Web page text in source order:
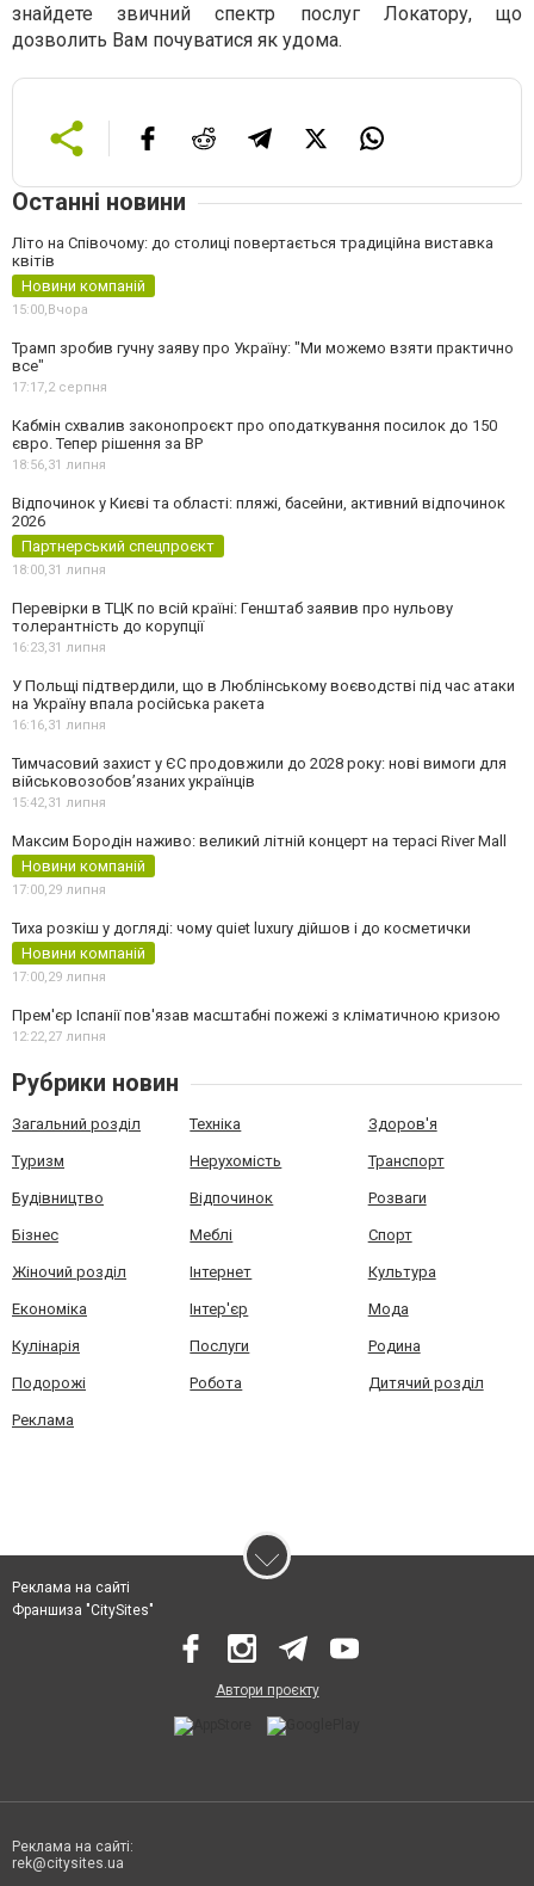
знайдете звичний спектр послуг Локатору, що
дозволить Вам почуватися як удома.
Останні новини
Літо на Співочому: до столиці повертається традиційна виставка
квітів
Новини компаній
15:00,Вчора
Трамп зробив гучну заяву про Україну: "Ми можемо взяти практично
все"
17:17,2 серпня
Кабмін схвалив законопроєкт про оподаткування посилок до 150
євро. Тепер рішення за ВР
18:56,31 липня
Відпочинок у Києві та області: пляжі, басейни, активний відпочинок
2026
Партнерський спецпроєкт
18:00,31 липня
Перевірки в ТЦК по всій країні: Генштаб заявив про нульову
толерантність до корупції
16:23,31 липня
У Польщі підтвердили, що в Люблінському воєводстві під час атаки
на Україну впала російська ракета
16:16,31 липня
Тимчасовий захист у ЄС продовжили до 2028 року: нові вимоги для
військовозобов’язаних українців
15:42,31 липня
Максим Бородін наживо: великий літній концерт на терасі River Mall
Новини компаній
17:00,29 липня
Тиха розкіш у догляді: чому quiet luxury дійшов і до косметички
Новини компаній
17:00,29 липня
Прем'єр Іспанії пов'язав масштабні пожежі з кліматичною кризою
12:22,27 липня
Рубрики новин
Загальний розділ Техніка Здоров'я
Туризм Нерухомість Транспорт
Будівництво Відпочинок Розваги
Бізнес Меблі Спорт
Жіночий розділ Інтернет Культура
Економіка Інтер'єр Мода
Кулінарія Послуги Родина
Подорожі Робота Дитячий розділ
Реклама
Реклама на сайті
Франшиза "CitySites"
Автори проєкту
Реклама на сайті:
rek@citysites.ua